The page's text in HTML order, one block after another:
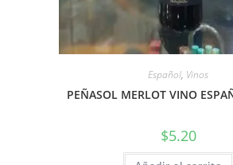
Español, Vinos
PEÑASOL MERLOT VINO
$5.20